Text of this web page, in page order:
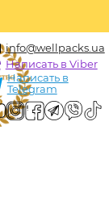
info@wellpacks.ua
Написать в Viber
Написать в
Telegram